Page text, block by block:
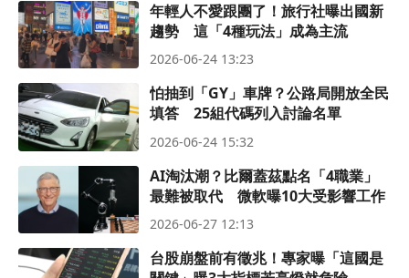
年輕人不愛跟團了！旅行社曝出國新
趨勢 這「4種玩法」成為主流
2026-06-24 13:23
怕抽到「GY」車牌？公路局開放全民
填答 25組代碼列入討論名單
2026-06-24 15:32
AI淘汰潮？比爾蓋茲點名「4職業」
最難被取代 微軟曝10大受影響工作
2026-06-27 12:13
台股崩盤前有徵兆！專家曝「這國是